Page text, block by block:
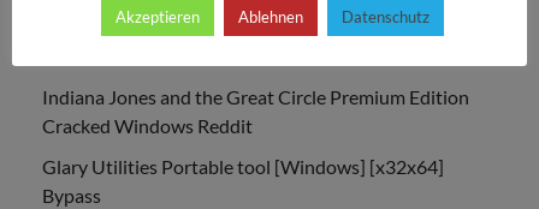
EF Commander Portable All Versions [x32x64] Patch
Indiana Jones and the Great Circle Premium Edition
Cracked Windows Reddit
Glary Utilities Portable tool [Windows] [x32x64]
Bypass
Akzeptieren Ablehnen Datenschutz